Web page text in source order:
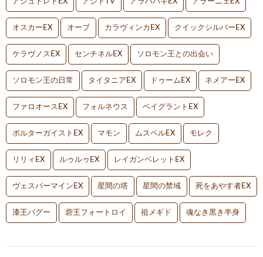
オスカーEX オーブ カラヴィンカEX クイックシルバーEX
ケラヴノスEX センチネルEX ソロモン王との出会い
ソロモン王の日常 タイタニアEX ドゥームEX ネメアーEX
ファロオースEX フォルネウス ベイグラントEX
ポルターガイストEX マモン ムスペルEX モレク
リリィEX ルゥルゥEX レイガンベレットEX
ヴェスパーマインEX 星間の塔 星間の禁域 死をあやす者EX
漆王バグー 砦王フォートロイ 祖メギド 魂なき黒き半身